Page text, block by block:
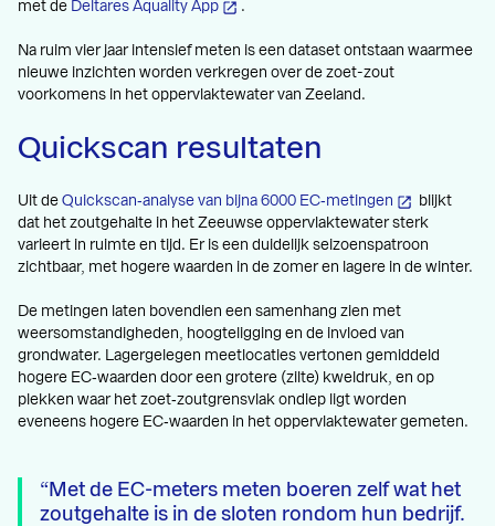
met de Deltares Aquality App .
Na ruim vier jaar intensief meten is een dataset ontstaan waarmee
nieuwe inzichten worden verkregen over de zoet-zout
voorkomens in het oppervlaktewater van Zeeland.
Quickscan resultaten
Uit de Quickscan‑analyse van bijna 6000 EC‑metingen
blijkt
dat het zoutgehalte in het Zeeuwse oppervlaktewater sterk
varieert in ruimte en tijd. Er is een duidelijk seizoenspatroon
zichtbaar, met hogere waarden in de zomer en lagere in de winter.
De metingen laten bovendien een samenhang zien met
weersomstandigheden, hoogteligging en de invloed van
grondwater. Lagergelegen meetlocaties vertonen gemiddeld
hogere EC‑waarden door een grotere (zilte) kweldruk, en op
plekken waar het zoet‑zoutgrensvlak ondiep ligt worden
eveneens hogere EC‑waarden in het oppervlaktewater gemeten.
Met de EC-meters meten boeren zelf wat het
zoutgehalte is in de sloten rondom hun bedrijf.